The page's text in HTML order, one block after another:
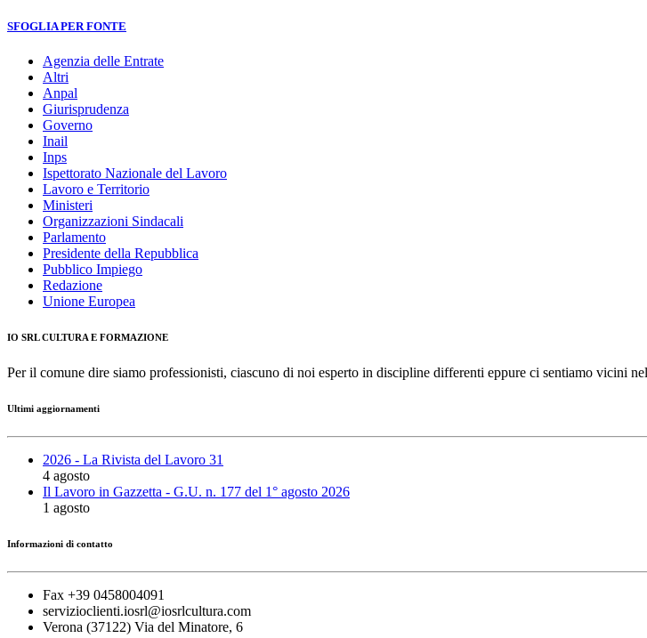
SFOGLIA PER FONTE
Agenzia delle Entrate
Altri
Anpal
Giurisprudenza
Governo
Inail
Inps
Ispettorato Nazionale del Lavoro
Lavoro e Territorio
Ministeri
Organizzazioni Sindacali
Parlamento
Presidente della Repubblica
Pubblico Impiego
Redazione
Unione Europea
IO SRL CULTURA E FORMAZIONE
Per il comune dire siamo professionisti, ciascuno di noi esperto in discipline differenti eppure ci sentiamo vicini
Ultimi aggiornamenti
2026 - La Rivista del Lavoro 31
4 agosto
Il Lavoro in Gazzetta - G.U. n. 177 del 1° agosto 2026
1 agosto
Informazioni di contatto
Fax +39 0458004091
servizioclienti.iosrl@iosrlcultura.com
Verona (37122) Via del Minatore, 6